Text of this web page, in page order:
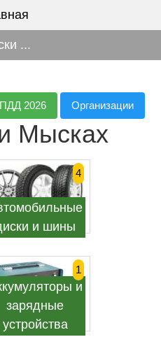
...
ПДД 2026 Организации
Мысках
и шины
4
и
зарядные
устройства
1